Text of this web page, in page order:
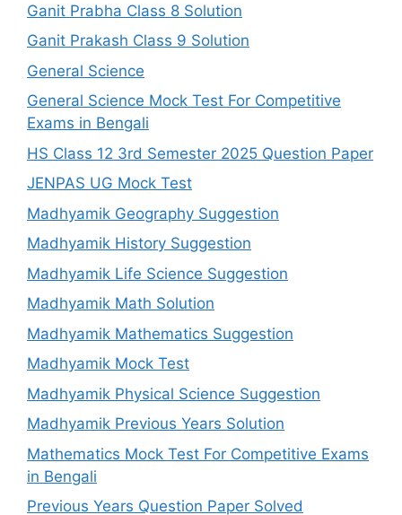
Ganit Prabha Class 8 Solution
Ganit Prakash Class 9 Solution
General Science
General Science Mock Test For Competitive
Exams in Bengali
HS Class 12 3rd Semester 2025 Question Paper
JENPAS UG Mock Test
Madhyamik Geography Suggestion
Madhyamik History Suggestion
Madhyamik Life Science Suggestion
Madhyamik Math Solution
Madhyamik Mathematics Suggestion
Madhyamik Mock Test
Madhyamik Physical Science Suggestion
Madhyamik Previous Years Solution
Mathematics Mock Test For Competitive Exams
in Bengali
Previous Years Question Paper Solved